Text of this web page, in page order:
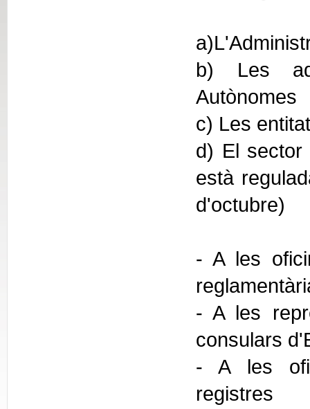
b) Les
Autònomes
c) Les
d) El sector
està
d'octubre)
- A les
- A les
consulars
- A les
registres